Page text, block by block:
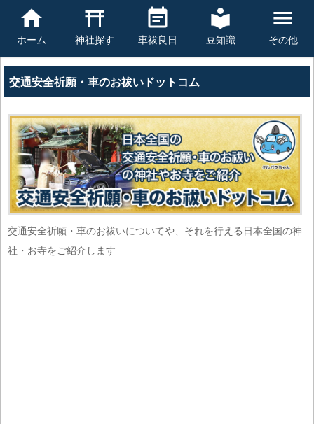
ホーム 神社探す 車祓良日 豆知識 その他
交通安全祈願・車のお祓いドットコム
交通安全祈願・車のお祓いについてや、それを行える日本全国の神
社・お寺をご紹介します